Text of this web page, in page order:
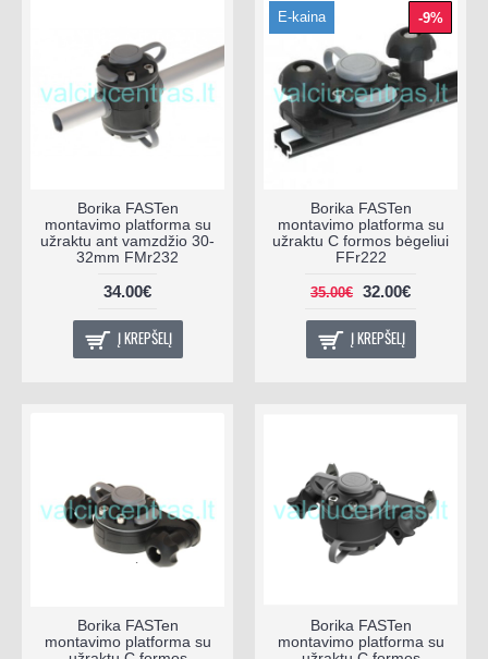
Borika FASTen
montavimo platforma su
užraktu ant vamzdžio 30-
32mm FMr232
34.00€
Į KREPŠELĮ
-9%
E-kaina
Borika FASTen
montavimo platforma su
užraktu C formos bėgeliui
FFr222
35.00€ 32.00€
Į KREPŠELĮ
Borika FASTen
montavimo platforma su
Borika FASTen
montavimo platforma su